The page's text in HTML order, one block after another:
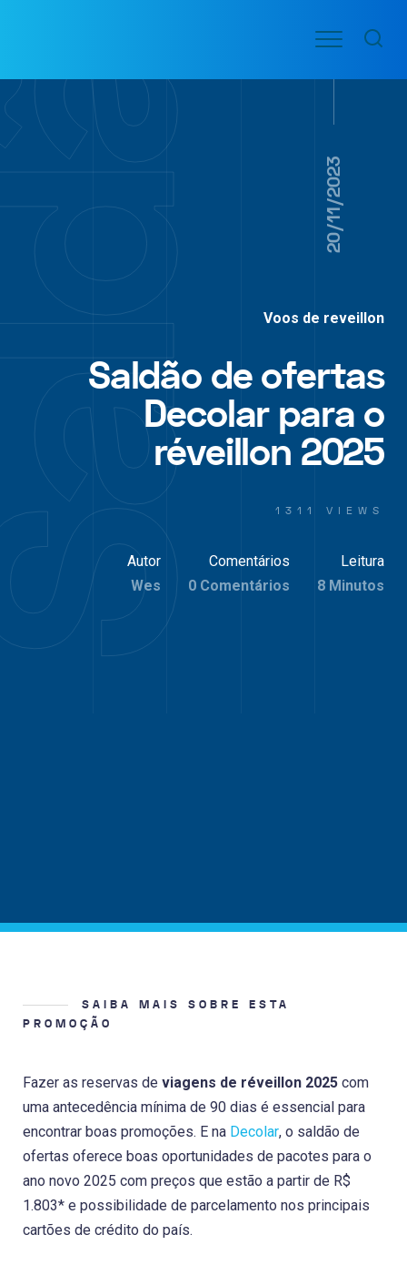
conteúdo
VOO
AÉREAS
Menu
20/11/2023
Voos de reveillon
Saldão de ofertas
Decolar para o
réveillon 2025
1311 VIEWS
Autor
Wes
Comentários
0 Comentários
Leitura
8 Minutos
SAIBA MAIS SOBRE ESTA
PROMOÇÃO
Fazer as reservas de viagens de réveillon 2025 com
uma antecedência mínima de 90 dias é essencial para
encontrar boas promoções. E na Decolar, o saldão de
ofertas oferece boas oportunidades de pacotes para o
ano novo 2025 com preços que estão a partir de R$
1.803* e possibilidade de parcelamento nos principais
cartões de crédito do país.